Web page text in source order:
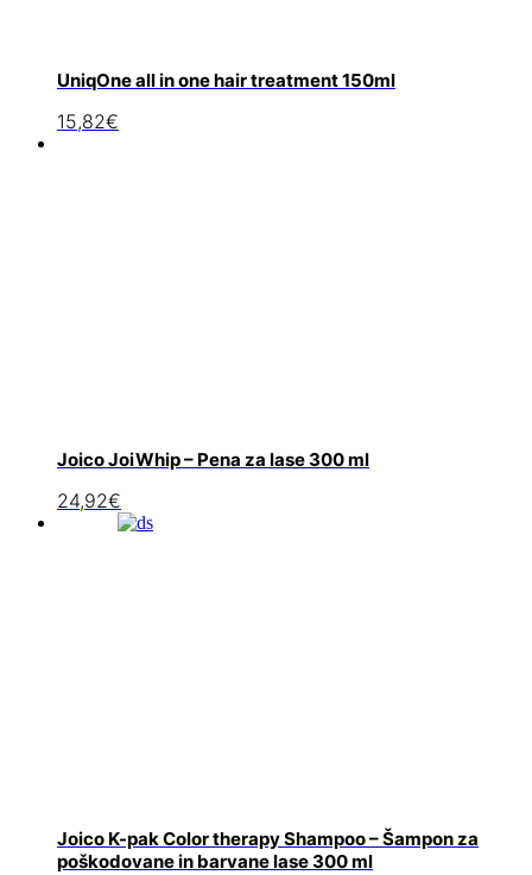
UniqOne all in one hair treatment 150ml
15,82€
Joico JoiWhip – Pena za lase 300 ml
24,92€
Joico K-pak Color therapy Shampoo – Šampon za
poškodovane in barvane lase 300 ml